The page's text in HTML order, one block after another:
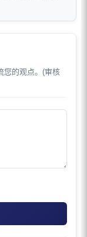
您的观点。(审核